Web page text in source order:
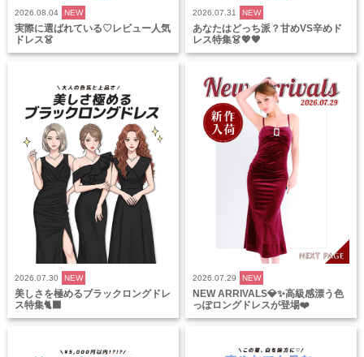
2026.08.04 NEW
実際に選ばれている♡レビュー人気
ドレス👗
2026.07.31 NEW
あなたはどっち派？甘めVS辛めド
レス特集👗💖🖤
2026.07.30 NEW
美しさを極めるブラックロングドレ
ス特集🐈‍⬛
2026.07.29 NEW
NEW ARRIVALS💎✨高級感漂う色
っぽロングドレスが登場❤️